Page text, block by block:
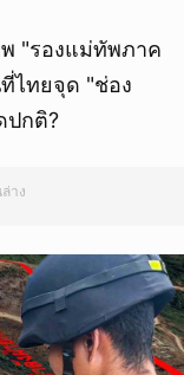
"รองแม่ทัพภาค
ไทยจุด "ช่อง
ปกติ?
าง